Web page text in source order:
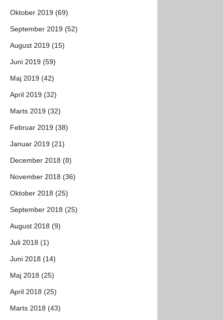
Oktober 2019 (69)
September 2019 (52)
August 2019 (15)
Juni 2019 (59)
Maj 2019 (42)
April 2019 (32)
Marts 2019 (32)
Februar 2019 (38)
Januar 2019 (21)
December 2018 (8)
November 2018 (36)
Oktober 2018 (25)
September 2018 (25)
August 2018 (9)
Juli 2018 (1)
Juni 2018 (14)
Maj 2018 (25)
April 2018 (25)
Marts 2018 (43)